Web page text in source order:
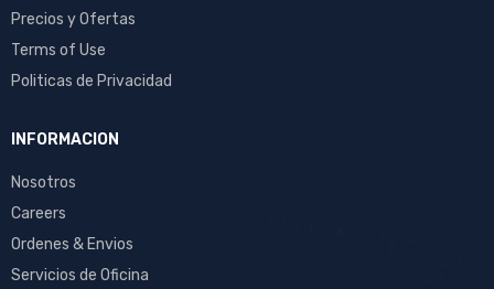
Precios y Ofertas
Terms of Use
Politicas de Privacidad
INFORMACION
Nosotros
Careers
Ordenes & Envios
Servicios de Oficina